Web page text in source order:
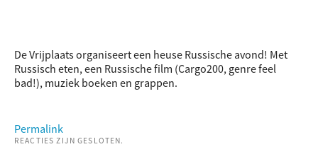
De Vrijplaats organiseert een heuse Russische avond! Met
Russisch eten, een Russische film (Cargo200, genre feel
bad!), muziek boeken en grappen.
Permalink
REACTIES ZIJN GESLOTEN.